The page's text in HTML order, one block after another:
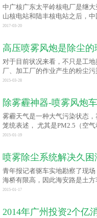
中广核广东太平岭核电厂是继
山核电站和陆丰核电站之后，中
2017-03-20
高压喷雾风炮是除尘的
对于目前状况来看，不只是工
厂、加工厂的作业产生的粉尘
2015-03-28
除雾霾神器-喷雾风炮车
雾霾天气是一种大气污染状态
笼统表述， 尤其是PM2.5（空
2015-01-19
喷雾除尘系统解决久
青年报记者驱车实地勘察了现
海桥有限高，因此海安路是土
2015-01-17
2014年广州投资2个亿